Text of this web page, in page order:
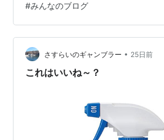
#みんなのブログ
さすらいのギャンブラー • 25日前
これはいいね～？